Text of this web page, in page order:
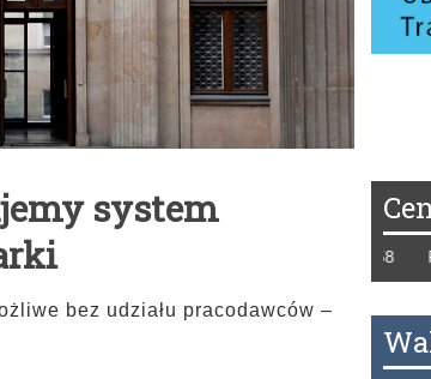
system
bez udziału pracodawców –
42/2019 r. Niemcy EUR 1,258 Francja